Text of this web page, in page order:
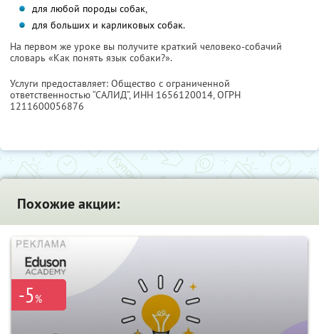
для любой породы собак,
для больших и карликовых собак.
На первом же уроке вы получите краткий человеко-собачий
словарь «Как понять язык собаки?».
Услуги предоставляет: Общество с ограниченной
ответственностью “САЛИД”, ИНН 1656120014, ОГРН
1211600056876
Похожие акции:
-5%